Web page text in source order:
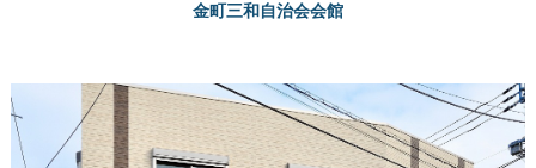
金町三和自治会会館